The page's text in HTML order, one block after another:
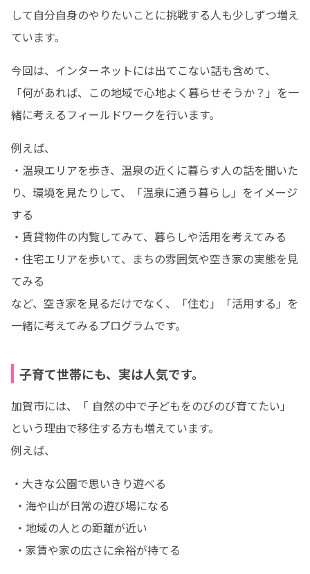
して自分自身のやりたいことに挑戦する人も少しずつ増え
ています。
今回は、インターネットには出てこない話も含めて、
「何があれば、この地域で心地よく暮らせそうか？」を一
緒に考えるフィールドワークを行います。
例えば、
・温泉エリアを歩き、温泉の近くに暮らす人の話を聞いた
り、環境を見たりして、「温泉に通う暮らし」をイメージ
する
・賃貸物件の内覧してみて、暮らしや活用を考えてみる
・住宅エリアを歩いて、まちの雰囲気や空き家の実態を見
てみる
など、空き家を見るだけでなく、「住む」「活用する」を
一緒に考えてみるプログラムです。
子育て世帯にも、実は人気です。
加賀市には、「 自然の中で子どもをのびのび育てたい」
という理由で移住する方も増えています。
例えば、
・大きな公園で思いきり遊べる
・家賃や家の広さに余裕が持てる